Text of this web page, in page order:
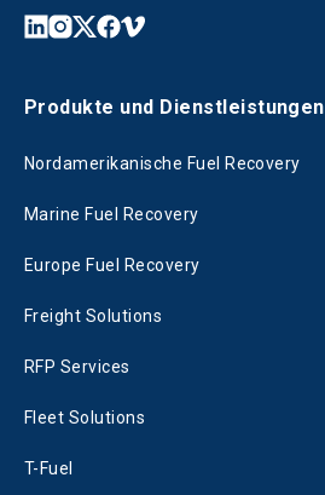
Produkte und Dienstleistungen
Nordamerikanische Fuel Recovery
Marine Fuel Recovery
Europe Fuel Recovery
Freight Solutions
RFP Services
Fleet Solutions
T-Fuel